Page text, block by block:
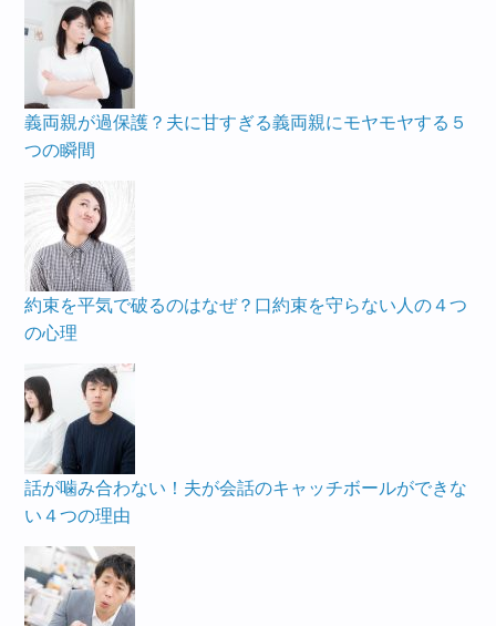
義両親が過保護？夫に甘すぎる義両親にモヤモヤする５
つの瞬間
約束を平気で破るのはなぜ？口約束を守らない人の４つ
の心理
話が噛み合わない！夫が会話のキャッチボールができな
い４つの理由